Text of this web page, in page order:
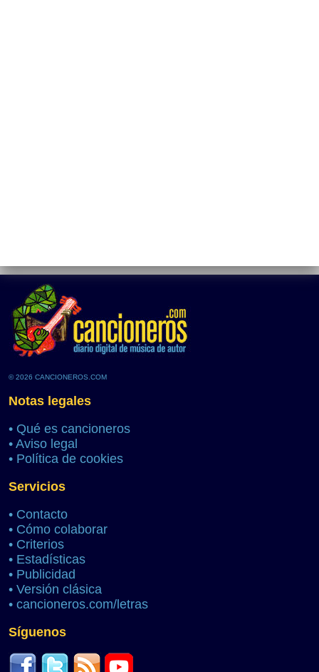
© 2026 CANCIONEROS.COM
Notas legales
• Qué es cancioneros
• Aviso legal
• Política de cookies
Servicios
• Contacto
• Cómo colaborar
• Criterios
• Estadísticas
• Publicidad
• Versión clásica
• cancioneros.com/letras
Síguenos